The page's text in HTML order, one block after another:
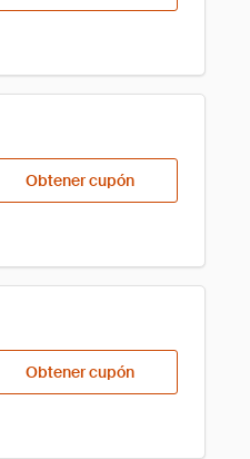
Obtener cupón
Obtener cupón